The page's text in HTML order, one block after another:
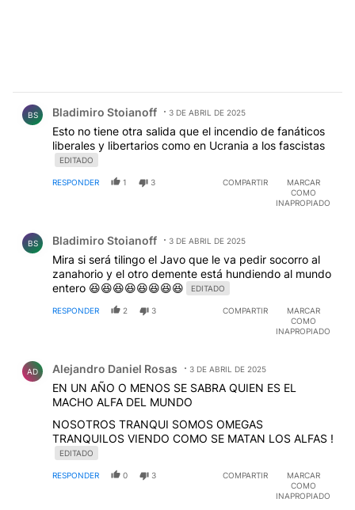
BS Bladimiro Stoianoff 3 DE ABRIL DE 2025
Esto no tiene otra salida que el incendio de fanáticos
liberales y libertarios como en Ucrania a los fascistas
EDITADO
RESPONDER 1 3 COMPARTIR
MARCAR
COMO
INAPROPIADO
BS Bladimiro Stoianoff 3 DE ABRIL DE 2025
Mira si será tilingo el Javo que le va pedir socorro al
zanahorio y el otro demente está hundiendo al mundo
entero 😆😆😆😆😆😆😆😆
EDITADO
RESPONDER 2 3 COMPARTIR
MARCAR
COMO
INAPROPIADO
AD Alejandro Daniel Rosas 3 DE ABRIL DE 2025
EN UN AÑO O MENOS SE SABRA QUIEN ES EL
MACHO ALFA DEL MUNDO
NOSOTROS TRANQUI SOMOS OMEGAS
TRANQUILOS VIENDO COMO SE MATAN LOS ALFAS !
EDITADO
RESPONDER 0 3 COMPARTIR
MARCAR
COMO
INAPROPIADO